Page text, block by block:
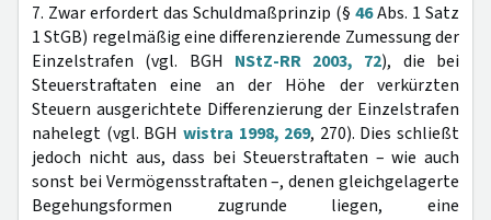
7. Zwar erfordert das Schuldmaßprinzip (§ 46Abs. 1 Satz
1 StGB) regelmäßig eine differenzierende Zumessung der
Einzelstrafen (vgl. BGH NStZ-RR 2003, 72), die bei
Steuerstraftaten eine an der Höhe der verkürzten
Steuern ausgerichtete Differenzierung der Einzelstrafen
nahelegt (vgl. BGH wistra 1998, 269, 270). Dies schließt
jedoch nicht aus, dass bei Steuerstraftaten – wie auch
sonst bei Vermögensstraftaten –, denen gleichgelagerte
Begehungsformen zugrunde liegen, eine